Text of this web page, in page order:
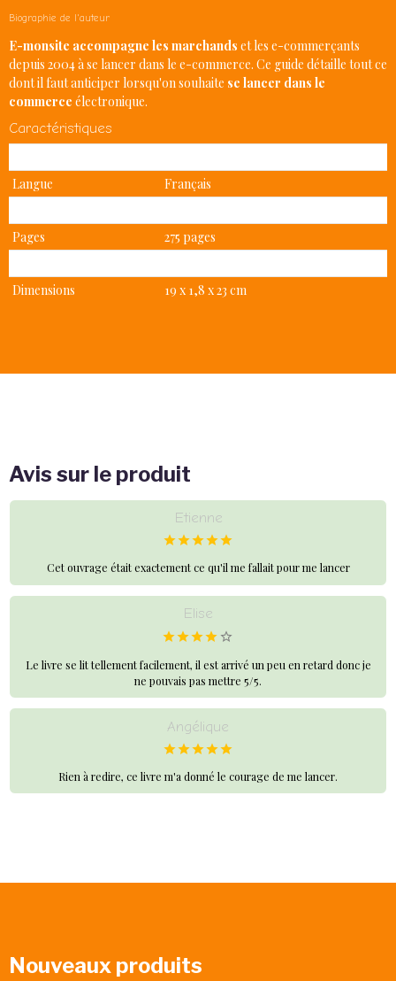
Biographie de l'auteur
E-monsite accompagne les marchands et les e-commerçants
depuis 2004 à se lancer dans le e-commerce. Ce guide détaille tout ce
dont il faut anticiper lorsqu'on souhaite se lancer dans le
commerce électronique.
Caractéristiques
Langue
Français
Pages
275 pages
Dimensions
19 x 1,8 x 23 cm
Avis sur le produit
Etienne
Cet ouvrage était exactement ce qu'il me fallait pour me lancer
Elise
Le livre se lit tellement facilement, il est arrivé un peu en retard donc je
ne pouvais pas mettre 5/5.
Angélique
Rien à redire, ce livre m'a donné le courage de me lancer.
Nouveaux produits